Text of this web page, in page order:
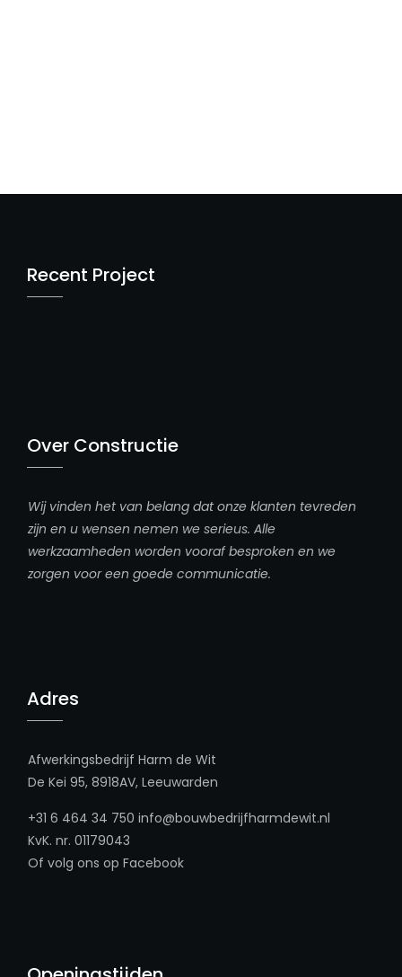
Recent Project
Over Constructie
Wij vinden het van belang dat onze klanten tevreden
zijn en u wensen nemen we serieus. Alle
werkzaamheden worden vooraf besproken en we
zorgen voor een goede communicatie.
Adres
Afwerkingsbedrijf Harm de Wit
De Kei 95, 8918AV, Leeuwarden
+31 6 464 34 750 info@bouwbedrijfharmdewit.nl
KvK. nr. 01179043
Of volg ons op Facebook